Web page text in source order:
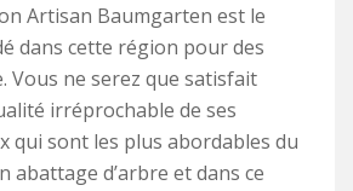
Artisan Baumgarten est le
dans cette région pour des
Vous ne serez que satisfait
irréprochable de ses
qui sont les plus abordables du
d’arbre et dans ce